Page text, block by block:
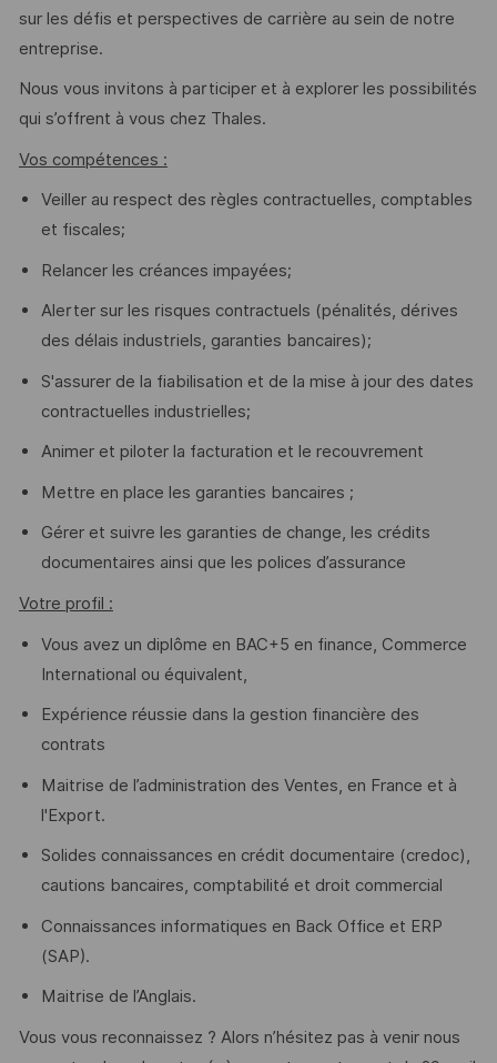
sur les défis et perspectives de carrière au sein de notre
entreprise.
Nous vous invitons à participer et à explorer les possibilités
qui s’offrent à vous chez Thales.
Vos compétences :
Veiller au respect des règles contractuelles, comptables
et fiscales;
Relancer les créances impayées;
Alerter sur les risques contractuels (pénalités, dérives
des délais industriels, garanties bancaires);
S'assurer de la fiabilisation et de la mise à jour des dates
contractuelles industrielles;
Animer et piloter la facturation et le recouvrement
Mettre en place les garanties bancaires ;
Gérer et suivre les garanties de change, les crédits
documentaires ainsi que les polices d’assurance
Votre profil :
Vous avez un diplôme en BAC+5 en finance, Commerce
International ou équivalent,
Expérience réussie dans la gestion financière des
contrats
Maitrise de l’administration des Ventes, en France et à
l'Export.
Solides connaissances en crédit documentaire (credoc),
cautions bancaires, comptabilité et droit commercial
Connaissances informatiques en Back Office et ERP
(SAP).
Maitrise de l’Anglais.
Vous vous reconnaissez ? Alors n’hésitez pas à venir nous